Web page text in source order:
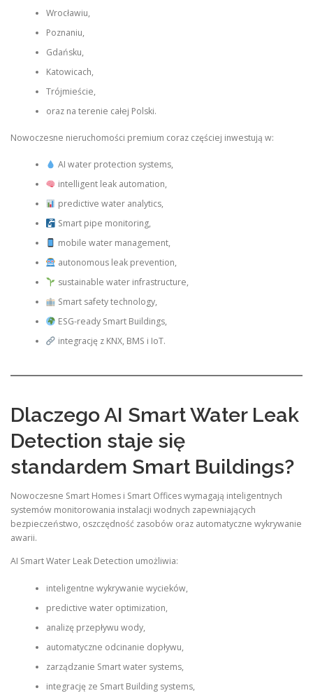
Wrocławiu,
Poznaniu,
Gdańsku,
Katowicach,
Trójmieście,
oraz na terenie całej Polski.
Nowoczesne nieruchomości premium coraz częściej inwestują w:
AI water protection systems,
intelligent leak automation,
predictive water analytics,
Smart pipe monitoring,
mobile water management,
autonomous leak prevention,
sustainable water infrastructure,
Smart safety technology,
ESG-ready Smart Buildings,
integrację z KNX, BMS i IoT.
Dlaczego AI Smart Water Leak
Detection staje się
standardem Smart Buildings?
Nowoczesne Smart Homes i Smart Offices wymagają inteligentnych
systemów monitorowania instalacji wodnych zapewniających
bezpieczeństwo, oszczędność zasobów oraz automatyczne wykrywanie
awarii.
AI Smart Water Leak Detection umożliwia:
inteligentne wykrywanie wycieków,
predictive water optimization,
analizę przepływu wody,
automatyczne odcinanie dopływu,
zarządzanie Smart water systems,
integrację ze Smart Building systems,